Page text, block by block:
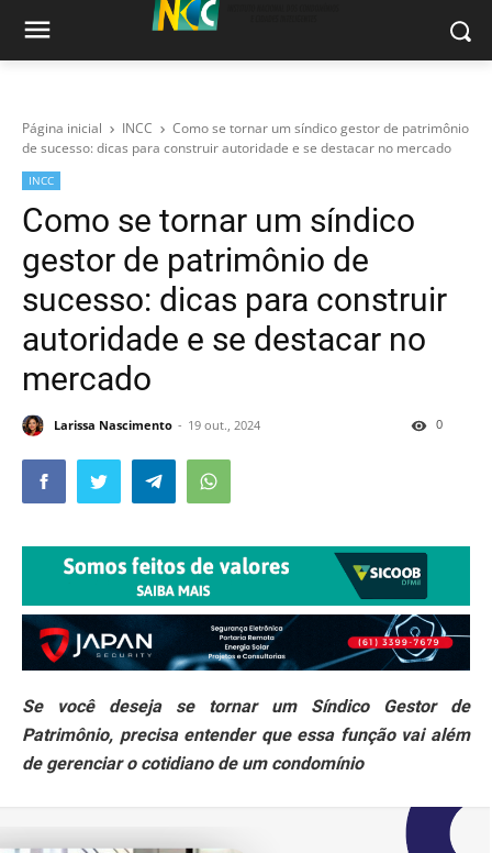
Página inicial INCC
Como se tornar um síndico gestor de patrimônio
de sucesso: dicas para construir autoridade e se destacar no mercado
INCC
Como se tornar um síndico
gestor de patrimônio de
sucesso: dicas para construir
autoridade e se destacar no
mercado
Larissa Nascimento 19 out., 2024 0
Se você deseja se tornar um Síndico Gestor de
Patrimônio, precisa entender que essa função vai além
de gerenciar o cotidiano de um condomínio